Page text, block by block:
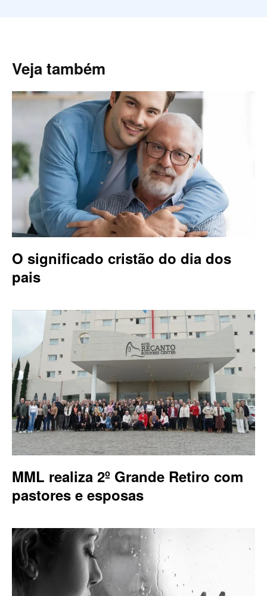
Veja também
O significado cristão do dia dos
pais
MML realiza 2º Grande Retiro com
pastores e esposas